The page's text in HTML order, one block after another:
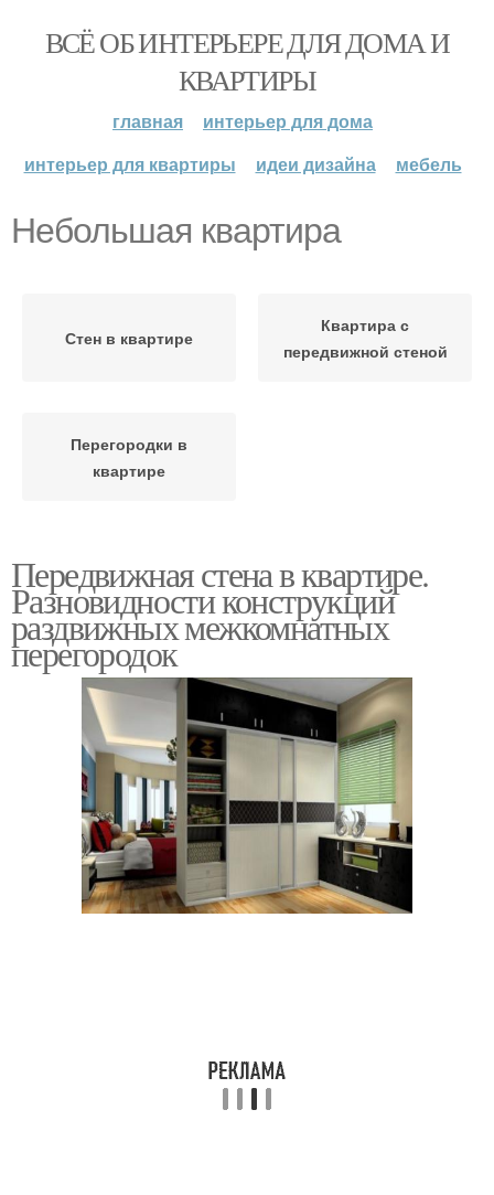
ВСЁ ОБ ИНТЕРЬЕРЕ ДЛЯ ДОМА И
КВАРТИРЫ
главная
интерьер для дома
интерьер для квартиры
идеи дизайна мебель
Небольшая квартира
Стен в квартире
Квартира с
передвижной стеной
Перегородки в
квартире
Передвижная стена в квартире.
Разновидности конструкций
раздвижных межкомнатных
перегородок